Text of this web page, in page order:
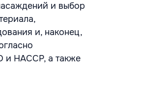
и выбор
и, наконец,
и HACCP, а также